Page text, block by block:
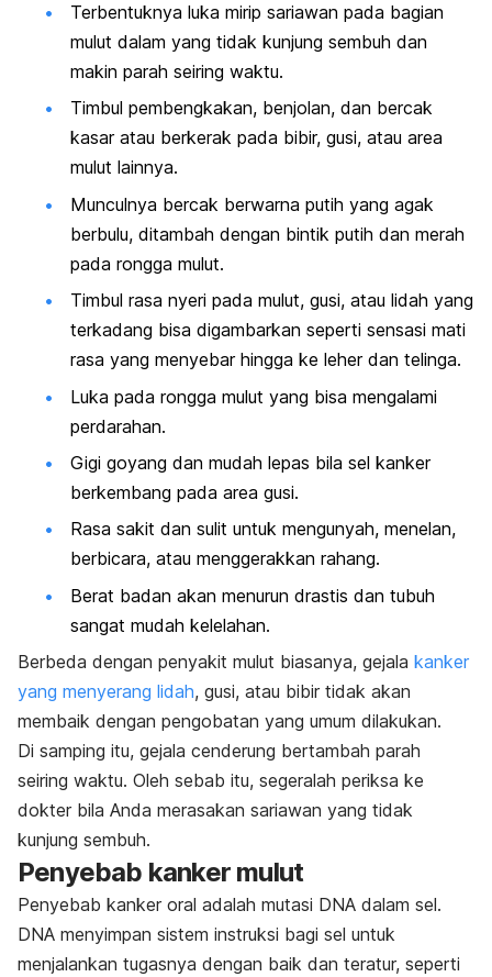
Terbentuknya luka mirip sariawan pada bagian
mulut dalam yang tidak kunjung sembuh dan
makin parah seiring waktu.
Timbul pembengkakan, benjolan, dan bercak
kasar atau berkerak pada bibir, gusi, atau area
mulut lainnya.
Munculnya bercak berwarna putih yang agak
berbulu, ditambah dengan bintik putih dan merah
pada rongga mulut.
Timbul rasa nyeri pada mulut, gusi, atau lidah yang
terkadang bisa digambarkan seperti sensasi mati
rasa yang menyebar hingga ke leher dan telinga.
Luka pada rongga mulut yang bisa mengalami
perdarahan.
Gigi goyang dan mudah lepas bila sel kanker
berkembang pada area gusi.
Rasa sakit dan sulit untuk mengunyah, menelan,
berbicara, atau menggerakkan rahang.
Berat badan akan menurun drastis dan tubuh
sangat mudah kelelahan.
Berbeda dengan penyakit mulut biasanya, gejala kanker
yang menyerang lidah, gusi, atau bibir tidak akan
membaik dengan pengobatan yang umum dilakukan.
Di samping itu, gejala cenderung bertambah parah
seiring waktu. Oleh sebab itu, segeralah periksa ke
dokter bila Anda merasakan sariawan yang tidak
kunjung sembuh.
Penyebab kanker mulut
Penyebab kanker oral adalah mutasi DNA dalam sel.
DNA menyimpan sistem instruksi bagi sel untuk
menjalankan tugasnya dengan baik dan teratur, seperti